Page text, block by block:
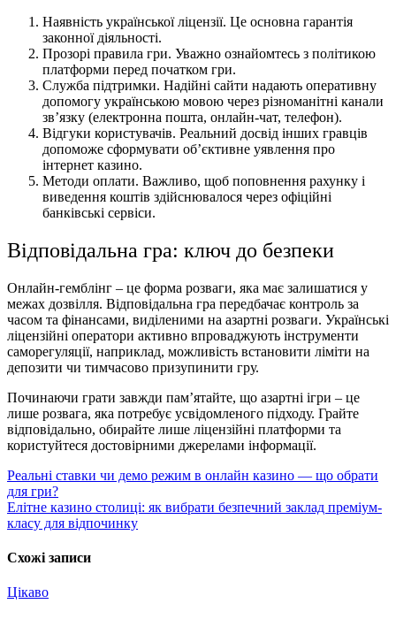
Наявність української ліцензії. Це основна гарантія
законної діяльності.
Прозорі правила гри. Уважно ознайомтесь з політикою
платформи перед початком гри.
Служба підтримки. Надійні сайти надають оперативну
допомогу українською мовою через різноманітні канали
зв’язку (електронна пошта, онлайн-чат, телефон).
Відгуки користувачів. Реальний досвід інших гравців
допоможе сформувати об’єктивне уявлення про
інтернет казино.
Методи оплати. Важливо, щоб поповнення рахунку і
виведення коштів здійснювалося через офіційні
банківські сервіси.
Відповідальна гра: ключ до безпеки
Онлайн-гемблінг – це форма розваги, яка має залишатися у
межах дозвілля. Відповідальна гра передбачає контроль за
часом та фінансами, виділеними на азартні розваги. Українські
ліцензійні оператори активно впроваджують інструменти
саморегуляції, наприклад, можливість встановити ліміти на
депозити чи тимчасово призупинити гру.
Починаючи грати завжди пам’ятайте, що азартні ігри – це
лише розвага, яка потребує усвідомленого підходу. Грайте
відповідально, обирайте лише ліцензійні платформи та
користуйтеся достовірними джерелами інформації.
Навігація
записів
Реальні ставки чи демо режим в онлайн казино — що обрати
для гри?
Елітне казино столиці: як вибрати безпечний заклад преміум-
класу для відпочинку
Схожі записи
Цікаво